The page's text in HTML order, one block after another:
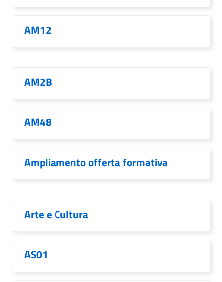
AM12
AM2B
AM48
Ampliamento offerta formativa
Arte e Cultura
AS01